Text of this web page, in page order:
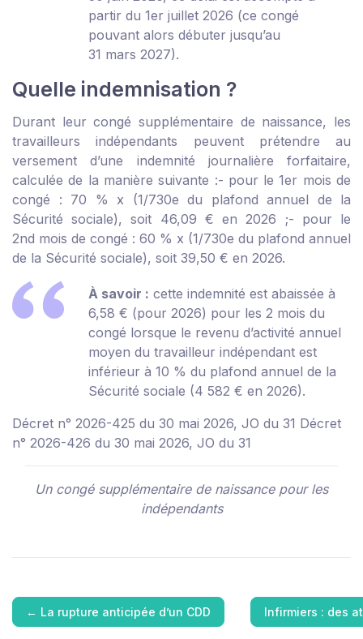
partir du 1er juillet 2026 (ce congé
pouvant alors débuter jusqu’au
31 mars 2027).
Quelle indemnisation ?
Durant leur congé supplémentaire de naissance, les
travailleurs indépendants peuvent prétendre au
versement d’une indemnité journalière forfaitaire,
calculée de la manière suivante :- pour le 1er mois de
congé : 70 % x (1/730e du plafond annuel de la
Sécurité sociale), soit 46,09 € en 2026 ;- pour le
2nd mois de congé : 60 % x (1/730e du plafond annuel
de la Sécurité sociale), soit 39,50 € en 2026.
À savoir : cette indemnité est abaissée à
6,58 € (pour 2026) pour les 2 mois du
congé lorsque le revenu d’activité annuel
moyen du travailleur indépendant est
inférieur à 10 % du plafond annuel de la
Sécurité sociale (4 582 € en 2026).
Décret n° 2026-425 du 30 mai 2026, JO du 31 Décret
n° 2026-426 du 30 mai 2026, JO du 31
Un congé supplémentaire de naissance pour les
indépendants
← La rupture anticipée d’un CDD Infirmiers : des